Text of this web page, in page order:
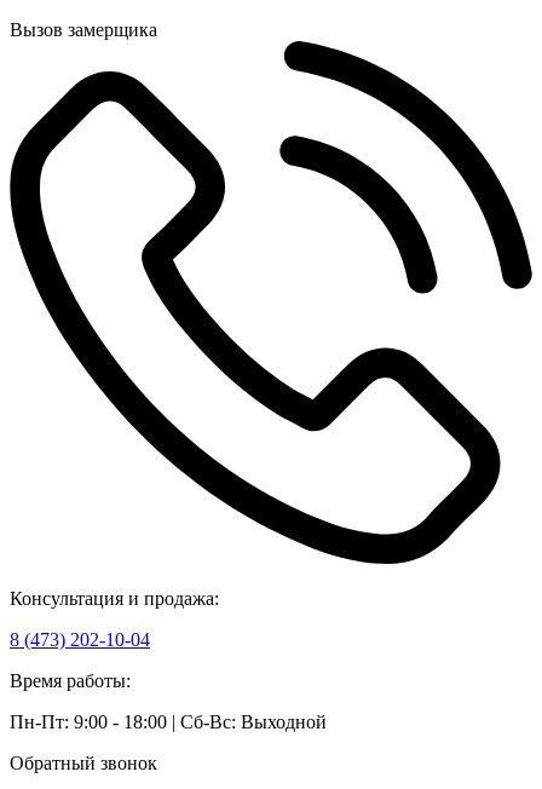
Вызов замерщика
Консультация и продажа:
8 (473) 202-10-04
Время работы:
Пн-Пт: 9:00 - 18:00 | Сб-Вс: Выходной
Обратный звонок